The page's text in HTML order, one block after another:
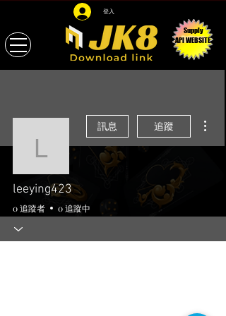
登入
Supply
API WEBSITE
leeying423
訊息 追蹤
leeying423
0 追蹤者 0 追蹤中